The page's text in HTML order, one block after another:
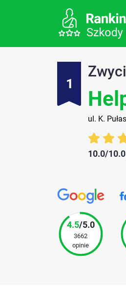
1
ul. K.
10.0/10.0
4.5/5.0
3662
opinie